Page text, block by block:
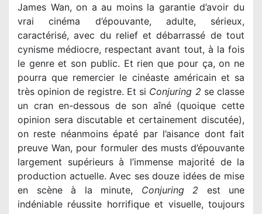
James Wan, on a au moins la garantie d’avoir du
vrai cinéma d’épouvante, adulte, sérieux,
caractérisé, avec du relief et débarrassé de tout
cynisme médiocre, respectant avant tout, à la fois
le genre et son public. Et rien que pour ça, on ne
pourra que remercier le cinéaste américain et sa
très opinion de registre. Et si Conjuring 2 se classe
un cran en-dessous de son aîné (quoique cette
opinion sera discutable et certainement discutée),
on reste néanmoins épaté par l’aisance dont fait
preuve Wan, pour formuler des musts d’épouvante
largement supérieurs à l’immense majorité de la
production actuelle. Avec ses douze idées de mise
en scène à la minute, Conjuring 2 est une
indéniable réussite horrifique et visuelle, toujours